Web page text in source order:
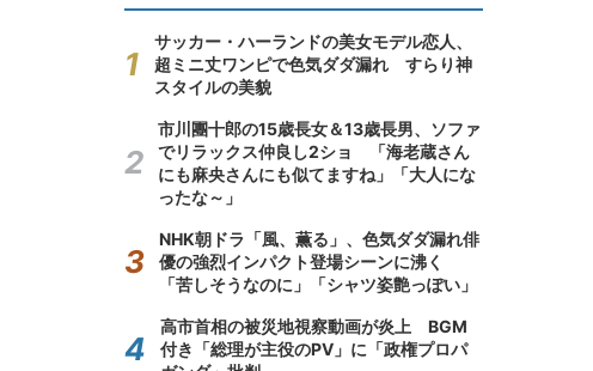
サッカー・ハーランドの美女モデル恋人、
超ミニ丈ワンピで色気ダダ漏れ すらり神
スタイルの美貌
市川團十郎の15歳長女＆13歳長男、ソファ
でリラックス仲良し2ショ 「海老蔵さん
にも麻央さんにも似てますね」「大人にな
ったな～」
NHK朝ドラ「風、薫る」、色気ダダ漏れ俳
優の強烈インパクト登場シーンに沸く
「苦しそうなのに」「シャツ姿艶っぽい」
高市首相の被災地視察動画が炎上 BGM
付き「総理が主役のPV」に「政権プロパ